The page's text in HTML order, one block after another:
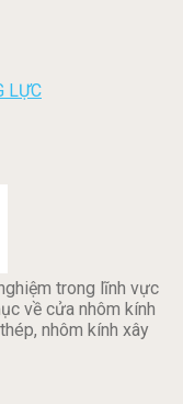
LỰC
trong lĩnh vực
về cửa nhôm kính
nhôm kính xây